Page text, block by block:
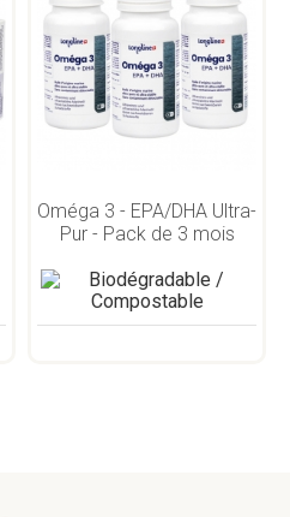
Oméga 3 - EPA/DHA Ultra-
Pur - Pack de 3 mois